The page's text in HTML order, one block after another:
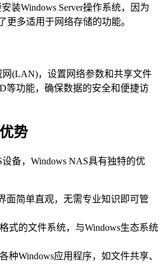
装Windows Server操作系统，因为
更多适用于网络存储的功能。
网(LAN)，设置网络参数和共享文件
等功能，确保数据的安全和便捷访
势
备，Windows NAS具有独特的优
面简单直观，无需专业知识即可管
式的文件系统，与Windows生态系统
种Windows应用程序，如文件共享、